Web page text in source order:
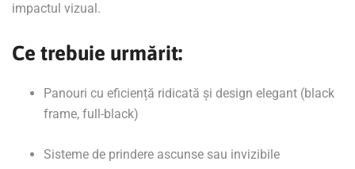
impactul vizual.
Ce trebuie urmărit:
Panouri cu eficiență ridicată și design elegant (black
frame, full-black)
Sisteme de prindere ascunse sau invizibile